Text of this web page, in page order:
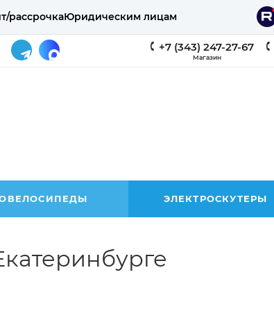
рассрочкаЮридическим лицам
+7 (343) 247-27-67
Магазин
ЭЛЕКТРОСКУТЕРЫ